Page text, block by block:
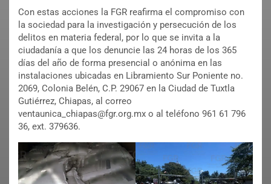
Con estas acciones la FGR reafirma el compromiso con
la sociedad para la investigación y persecución de los
delitos en materia federal, por lo que se invita a la
ciudadanía a que los denuncie las 24 horas de los 365
días del año de forma presencial o anónima en las
instalaciones ubicadas en Libramiento Sur Poniente no.
2069, Colonia Belén, C.P. 29067 en la Ciudad de Tuxtla
Gutiérrez, Chiapas, al correo
ventaunica_chiapas@fgr.org.mx o al teléfono 961 61 796
36, ext. 379636.